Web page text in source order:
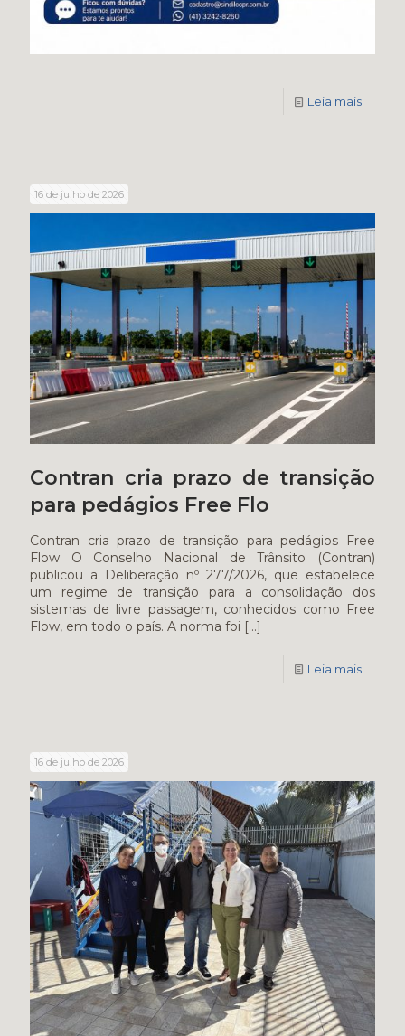
Leia mais
16 de julho de 2026
Contran cria prazo de transição
para pedágios Free Flo
Contran cria prazo de transição para pedágios Free
Flow O Conselho Nacional de Trânsito (Contran)
publicou a Deliberação nº 277/2026, que estabelece
um regime de transição para a consolidação dos
sistemas de livre passagem, conhecidos como Free
Flow, em todo o país. A norma foi […]
Leia mais
16 de julho de 2026